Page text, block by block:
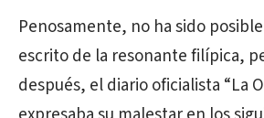
Penosamente, no ha sido
escrito de la resonante filípica,
después, el diario oficialista “La